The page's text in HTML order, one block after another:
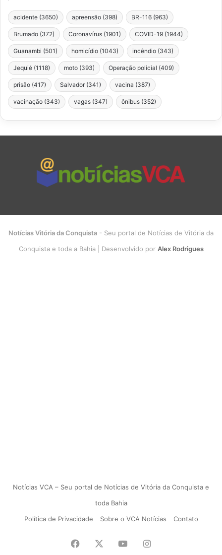
acidente (3650) apreensão (398) BR-116 (963)
Brumado (372) Coronavírus (1901) COVID-19 (1944)
Guanambi (501) homicídio (1043) incêndio (343)
Jequié (1118) moto (393) Operação policial (409)
prisão (417) Salvador (341) vacina (387)
vacinação (343) vagas (347) ônibus (352)
Notícias Vitória da Conquista - Seu portal de Notícias de Vitória da
Conquista e toda a Bahia | Desenvolvido por Alex Rodrigues
Notícias VCA – Seu portal de Notícias de Vitória da Conquista e
toda Bahia
Política de Privacidade
Sobre o VCA Notícias Contato
Facebook YouTubeInstagram